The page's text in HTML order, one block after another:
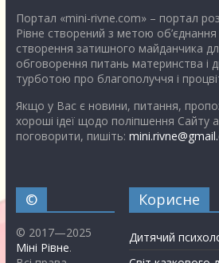
Портал «mini-rivne.com» – портал
Рівне створений з метою об’єднання
створення затишного майданчика
обговорення питань материнства і
турботою про благополуччя і
Якщо у Вас є новини, питання,
хороші ідеї щодо поліпшення Сайту
поговорити, пишіть:
©
© 2017—2025
Міні Рівне.
Корисне
Дитячий